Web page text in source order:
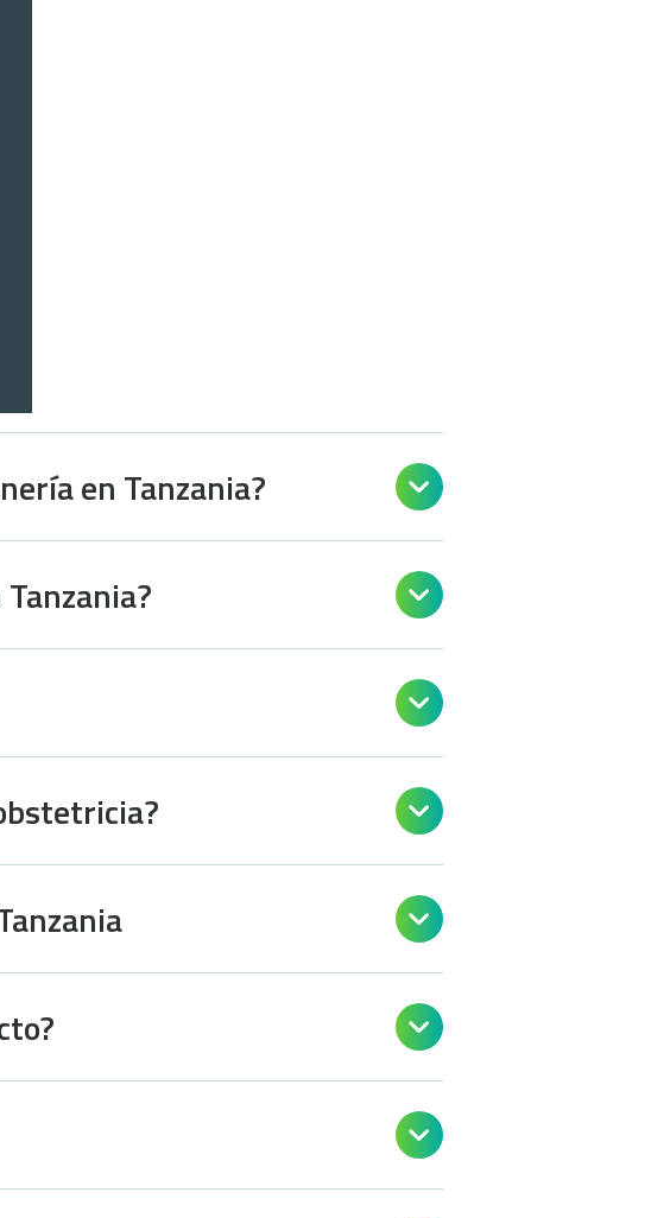
en Tanzania? 





